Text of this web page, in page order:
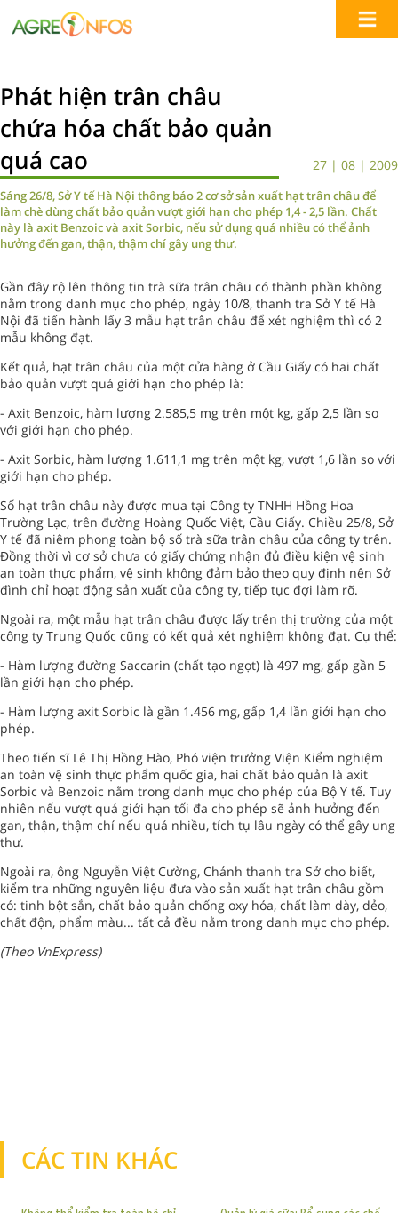
Phát hiện trân châu
chứa hóa chất bảo quản
quá cao
27 | 08 | 2009
Sáng 26/8, Sở Y tế Hà Nội thông báo 2 cơ sở sản xuất hạt trân châu để
làm chè dùng chất bảo quản vượt giới hạn cho phép 1,4 - 2,5 lần. Chất
này là axit Benzoic và axit Sorbic, nếu sử dụng quá nhiều có thể ảnh
hưởng đến gan, thận, thậm chí gây ung thư.
Gần đây rộ lên thông tin trà sữa trân châu có thành phần không
nằm trong danh mục cho phép, ngày 10/8, thanh tra Sở Y tế Hà
Nội đã tiến hành lấy 3 mẫu hạt trân châu để xét nghiệm thì có 2
mẫu không đạt.
Kết quả, hạt trân châu của một cửa hàng ở Cầu Giấy có hai chất
bảo quản vượt quá giới hạn cho phép là:
- Axit Benzoic, hàm lượng 2.585,5 mg trên một kg, gấp 2,5 lần so
với giới hạn cho phép.
- Axit Sorbic, hàm lượng 1.611,1 mg trên một kg, vượt 1,6 lần so với
giới hạn cho phép.
Số hạt trân châu này được mua tại Công ty TNHH Hồng Hoa
Trường Lạc, trên đường Hoàng Quốc Việt, Cầu Giấy. Chiều 25/8, Sở
Y tế đã niêm phong toàn bộ số trà sữa trân châu của công ty trên.
Đồng thời vì cơ sở chưa có giấy chứng nhận đủ điều kiện vệ sinh
an toàn thực phẩm, vệ sinh không đảm bảo theo quy định nên Sở
đình chỉ hoạt động sản xuất của công ty, tiếp tục đợi làm rõ.
Ngoài ra, một mẫu hạt trân châu được lấy trên thị trường của một
công ty Trung Quốc cũng có kết quả xét nghiệm không đạt. Cụ thể:
- Hàm lượng đường Saccarin (chất tạo ngọt) là 497 mg, gấp gần 5
lần giới hạn cho phép.
- Hàm lượng axit Sorbic là gần 1.456 mg, gấp 1,4 lần giới hạn cho
phép.
Theo tiến sĩ Lê Thị Hồng Hào, Phó viện trưởng Viện Kiểm nghiệm
an toàn vệ sinh thực phẩm quốc gia, hai chất bảo quản là axit
Sorbic và Benzoic nằm trong danh mục cho phép của Bộ Y tế. Tuy
nhiên nếu vượt quá giới hạn tối đa cho phép sẽ ảnh hưởng đến
gan, thận, thậm chí nếu quá nhiều, tích tụ lâu ngày có thể gây ung
thư.
Ngoài ra, ông Nguyễn Việt Cường, Chánh thanh tra Sở cho biết,
kiểm tra những nguyên liệu đưa vào sản xuất hạt trân châu gồm
có: tinh bột sắn, chất bảo quản chống oxy hóa, chất làm dày, dẻo,
chất độn, phẩm màu... tất cả đều nằm trong danh mục cho phép.
(Theo VnExpress)
CÁC TIN KHÁC